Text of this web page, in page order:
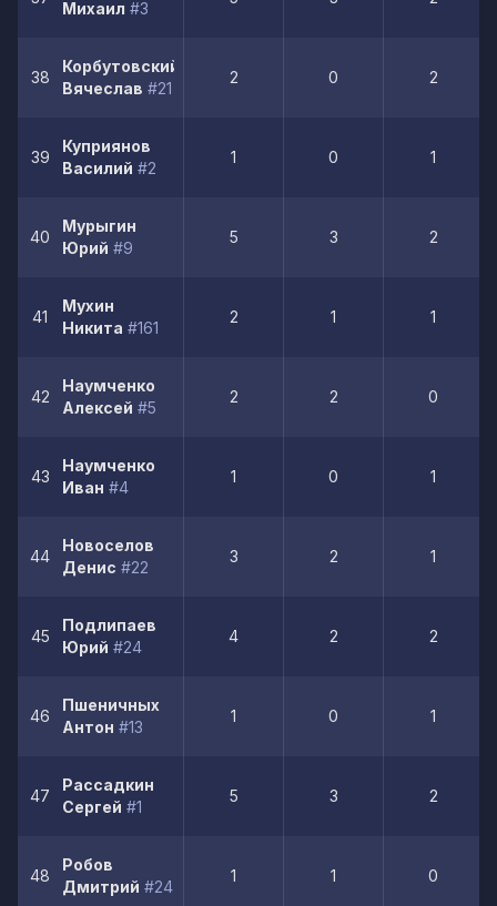
Михаил #3
38
Корбутовский
Вячеслав #21
2 0 2
39
Куприянов
Василий #2
1 0 1
40
Мурыгин
Юрий #9
5 3 2
41
Мухин
Никита #161
2 1 1
42
Наумченко
Алексей #5
2 2 0
43
Наумченко
Иван #4
1 0 1
44
Новоселов
Денис #22
3 2 1
45
Подлипаев
Юрий #24
4 2 2
46
Пшеничных
Антон #13
1 0 1
47
Рассадкин
Сергей #1
5 3 2
48
Робов
Дмитрий #24
1 1 0